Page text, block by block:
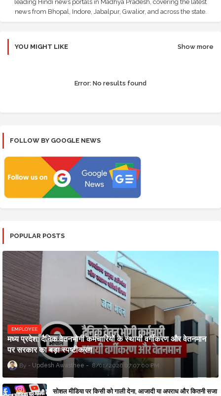
leading Hindi news portals in Madhya Pradesh, covering the latest
news from Bhopal, Indore, Jabalpur, Gwalior, and across the state.
YOU MIGHT LIKE Show more
Error: No results found
FOLLOW BY GOOGLE NEWS
POPULAR POSTS
EMPLOYEE
मध्य प्रदेश: दैनिक वेतनभोगी कर्मचारियों के स्थायी वर्गीकरण और वेतनमान
पर सरकार का बड़ा स्पष्टीकरण
Updesh Awasthee 8/01/2026 07:07:00 PM
सोशल मीडिया पर किसी को गाली देना, आजादी या अपराध और कितनी सजा